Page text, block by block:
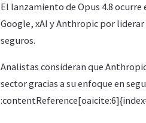
El lanzamiento de Opus 4.8
Google, xAI y Anthropic por
seguros.
Analistas consideran que
sector gracias a su enfoque en